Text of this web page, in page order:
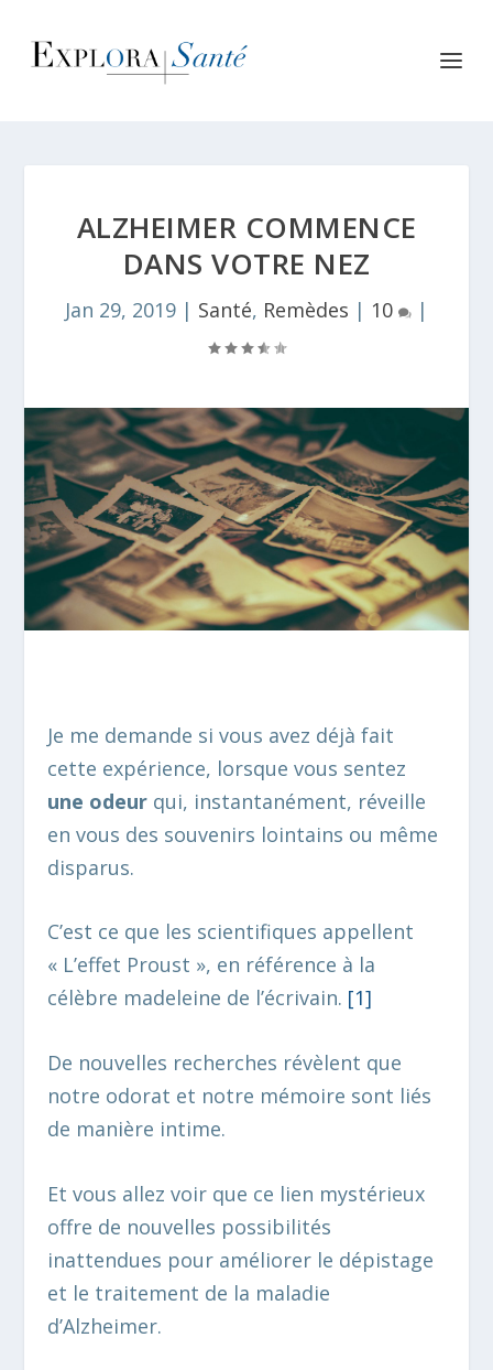
ALZHEIMER COMMENCE
DANS VOTRE NEZ
Jan 29, 2019 | Santé, Remèdes | 10 |
Je me demande si vous avez déjà fait
cette expérience, lorsque vous sentez
une odeurqui, instantanément, réveille
en vous des souvenirs lointains ou même
disparus.
C’est ce que les scientifiques appellent
« L’effet Proust », en référence à la
célèbre madeleine de l’écrivain. [1]
De nouvelles recherches révèlent que
notre odorat et notre mémoire sont liés
de manière intime.
Et vous allez voir que ce lien mystérieux
offre de nouvelles possibilités
inattendues pour améliorer le dépistage
et le traitement de la maladie
d’Alzheimer.